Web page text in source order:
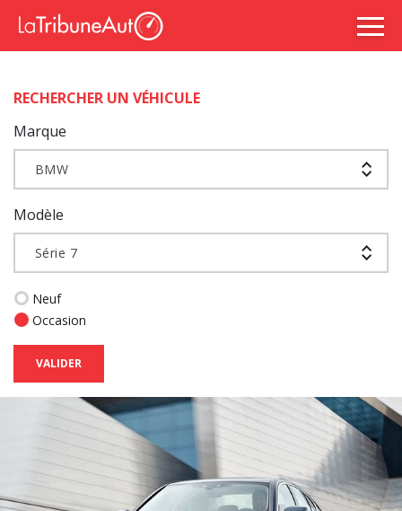
RECHERCHER UN VÉHICULE
Marque
BMW
Modèle
Série 7
Neuf
Occasion
VALIDER